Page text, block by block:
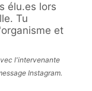
élu.es lors
Tu
et
l'intervenante
Instagram.